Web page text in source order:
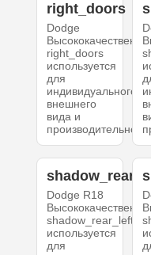
right_doors
Dodge
right_doors
используется
для
индивидуального
внешнего
вида и
Dodge R18
shadow_rear_left
используется
для